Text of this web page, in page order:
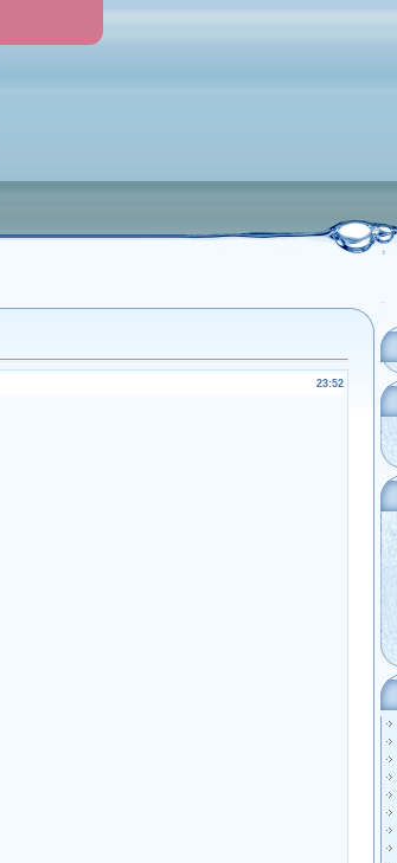
23:52